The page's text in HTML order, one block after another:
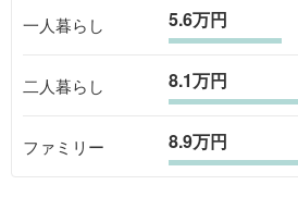
一人暮らし 5.6万円
二人暮らし 8.1万円
ファミリー 8.9万円